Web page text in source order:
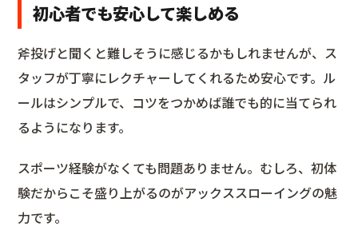
初心者でも安心して楽しめる
斧投げと聞くと難しそうに感じるかもしれませんが、ス
タッフが丁寧にレクチャーしてくれるため安心です。ル
ールはシンプルで、コツをつかめば誰でも的に当てられ
るようになります。
スポーツ経験がなくても問題ありません。むしろ、初体
験だからこそ盛り上がるのがアックススローイングの魅
力です。